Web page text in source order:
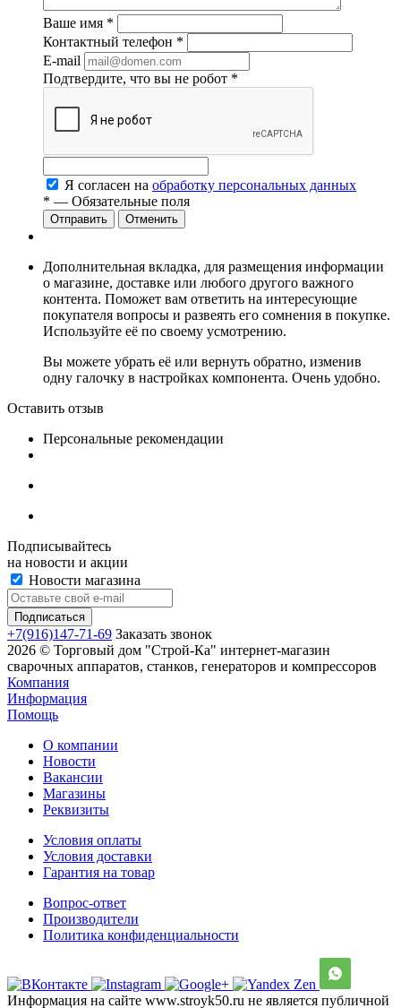
Ваше имя *
Контактный телефон *
E-mail
Подтвердите, что вы не робот *
Я согласен на обработку персональных данных
* — Обязательные поля
Отменить
Дополнительная вкладка, для размещения информации
о магазине, доставке или любого другого важного
контента. Поможет вам ответить на интересующие
покупателя вопросы и развеять его сомнения в покупке.
Используйте её по своему усмотрению.
Вы можете убрать её или вернуть обратно, изменив
одну галочку в настройках компонента. Очень удобно.
Оставить отзыв
Персональные рекомендации
Подписывайтесь
на новости и акции
Новости магазина
+7(916)147-71-69 Заказать звонок
2026 © Торговый дом "Строй-Ка" интернет-магазин
сварочных аппаратов, станков, генераторов и компрессоров
Компания
Информация
Помощь
О компании
Новости
Вакансии
Магазины
Реквизиты
Условия оплаты
Условия доставки
Гарантия на товар
Вопрос-ответ
Производители
Политика конфиденциальности
Информация на сайте www.stroyk50.ru не является публичной